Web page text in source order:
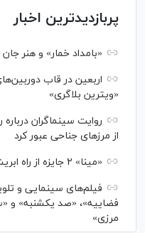
پربازدیدترین اخبار
«بامداد خمار» و هنر
اربعین در قاب
«ویترین بلاگری»
روایت سینماگران
از مرزهای جناحی عبور کرد
«مینا» ۲ جایزه از راه ابریشم گرفت
فیلم‌های سینمایی و
فضاییه»، «صد یکشنبه» و
مرزی»